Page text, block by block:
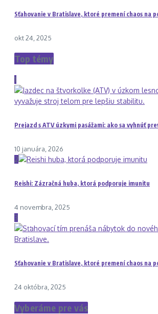
Sťahovanie v Bratislave, ktoré premení chaos na
okt 24, 2025
Top témy
1
Prejazd s ATV úzkymi pasážami: ako sa vyhnúť
10 januára, 2026
2
Reishi: Zázračná huba, ktorá podporuje imunitu
4 novembra, 2025
3
Sťahovanie v Bratislave, ktoré premení chaos na
24 októbra, 2025
Vyberáme pre vás